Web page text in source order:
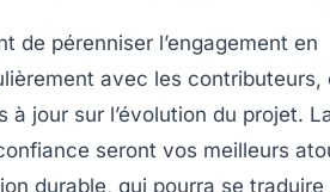
de pérenniser l’engagement en
avec les contributeurs,
à jour sur l’évolution du projet.
seront vos meilleurs
durable, qui pourra se traduire